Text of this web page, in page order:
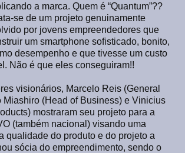
a marca. Quem é “Quantum”??
se de um projeto genuinamente
por jovens empreendedores que
um smartphone sofisticado, bonito,
desempenho e que tivesse um custo
Não é que eles conseguiram!!
visionários, Marcelo Reis (General
Miashiro (Head of Business) e Vinicius
mostraram seu projeto para a
(também nacional) visando uma
qualidade do produto e do projeto a
sócia do empreendimento, sendo o